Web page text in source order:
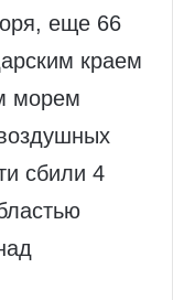
еще 66
краем
морем
сбили 4